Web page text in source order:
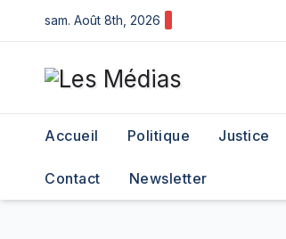
to
content
sam. Août 8th, 2026
Accueil Politique Justice
Contact Newsletter